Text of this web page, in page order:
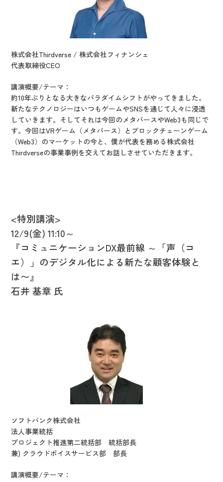
株式会社Thirdverse / 株式会社フィナンシェ
代表取締役CEO
講演概要/テーマ：
約10年ぶりとなる大きなパラダイムシフトがやってきました。
新たなテクノロジーはいつもゲームやSNSを通じて人々に浸透
していきます。そしてそれは今回のメタバースやWeb3も同じで
す。今回はVRゲーム（メタバース）とブロックチェーンゲーム
（Web3）のマーケットの今と、僕が代表を務める株式会社
Thirdverseの事業事例を交えてお話しさせていただきます。
<特別講演>
12/9(金) 11:10～
『コミュニケーションDX最前線 ～「声（コ
エ）」のデジタル化による新たな顧客体験と
は〜』
石井 基章 氏
ソフトバンク株式会社
法人事業統括
プロジェクト推進第二統括部 統括部長
兼) クラウドボイスサービス部 部長
講演概要/テーマ：